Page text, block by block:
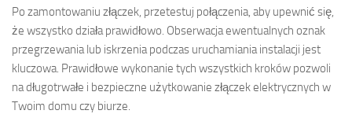
Po zamontowaniu złączek, przetestuj połączenia, aby upewnić się,
że wszystko działa prawidłowo. Obserwacja ewentualnych oznak
przegrzewania lub iskrzenia podczas uruchamiania instalacji jest
kluczowa. Prawidłowe wykonanie tych wszystkich kroków pozwoli
na długotrwałe i bezpieczne użytkowanie złączek elektrycznych w
Twoim domu czy biurze.